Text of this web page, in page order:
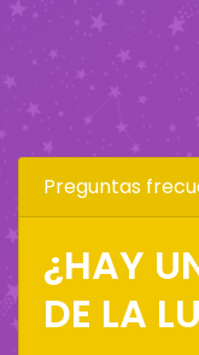
Preguntas
¿HAY
DE LA